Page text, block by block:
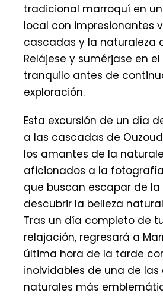
tradicional marroquí en
local con impresionantes
cascadas y la naturaleza
Relájese y sumérjase en
tranquilo antes de
exploración.
Esta excursión de un día
a las cascadas de
los amantes de la
aficionados a la
que buscan escapar de
descubrir la belleza
Tras un día completo de
relajación, regresará a
última hora de la tarde
inolvidables de una de
naturales más